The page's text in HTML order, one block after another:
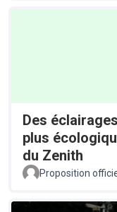
Des
plus
du Zenith
Proposition